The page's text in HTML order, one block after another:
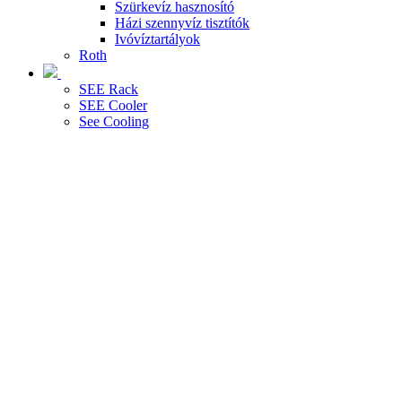
Szürkevíz hasznosító
Házi szennyvíz tisztítók
Ivóvíztartályok
Roth
SEE Rack
SEE Cooler
See Cooling